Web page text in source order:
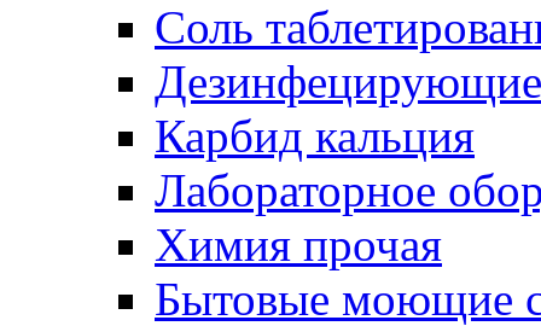
Соль
Дезинфецирующие
Карбид кальция
Лабораторное
Химия прочая
Бытовые моющие